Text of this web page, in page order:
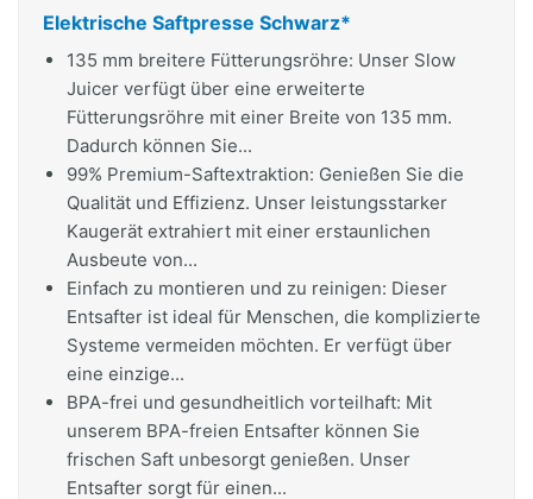
Elektrische Saftpresse Schwarz*
135 mm breitere Fütterungsröhre: Unser Slow
Juicer verfügt über eine erweiterte
Fütterungsröhre mit einer Breite von 135 mm.
Dadurch können Sie...
99% Premium-Saftextraktion: Genießen Sie die
Qualität und Effizienz. Unser leistungsstarker
Kaugerät extrahiert mit einer erstaunlichen
Ausbeute von...
Einfach zu montieren und zu reinigen: Dieser
Entsafter ist ideal für Menschen, die komplizierte
Systeme vermeiden möchten. Er verfügt über
eine einzige...
BPA-frei und gesundheitlich vorteilhaft: Mit
unserem BPA-freien Entsafter können Sie
frischen Saft unbesorgt genießen. Unser
Entsafter sorgt für einen...